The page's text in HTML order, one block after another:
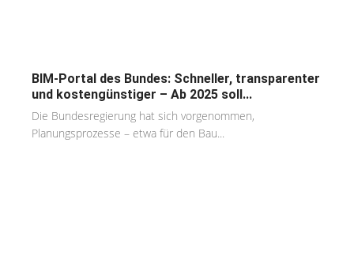
BIM-Portal des Bundes: Schneller, transparenter
und kostengünstiger – Ab 2025 soll...
Die Bundesregierung hat sich vorgenommen,
Planungsprozesse – etwa für den Bau...